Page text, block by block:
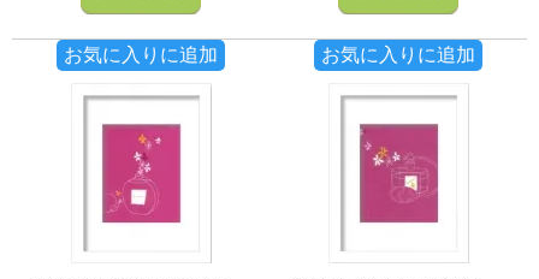
お気に入りに追加 お気に入りに追加